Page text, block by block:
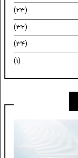
(۲۳)
(۳۲)
(۳۴)
(۱)